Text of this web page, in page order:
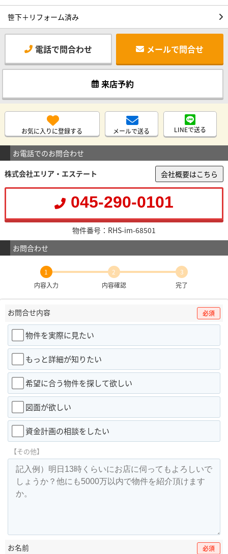
笹下＋リフォーム済み
電話で問合わせ メールで問合せ
来店予約
お気に入りに登録する メールで送る LINEで送る
お電話でのお問合わせ
株式会社エリア・エステート
会社概要はこちら
045-290-0101
物件番号：RHS-im-68501
お問合わせ
1
内容入力
2
内容確認
3
完了
お問合せ内容 必須
物件を実際に見たい
もっと詳細が知りたい
希望に合う物件を探して欲しい
図面が欲しい
資金計画の相談をしたい
【その他】
お名前 必須